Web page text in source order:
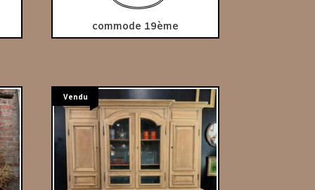
commode 19ème
Vendu